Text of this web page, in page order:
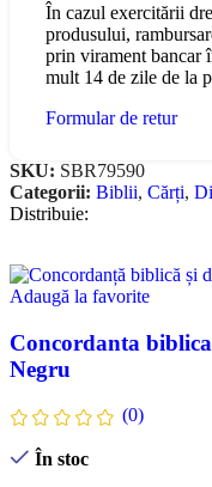
În cazul exercitării
produsului,
prin virament bancar
mult 14 de zile de la
Formular de retur
SKU: SBR79590
Categorii: Biblii, Cărți,
Distribuie:
Adaugă la favorite
Concordanta
Negru
(0)
În stoc